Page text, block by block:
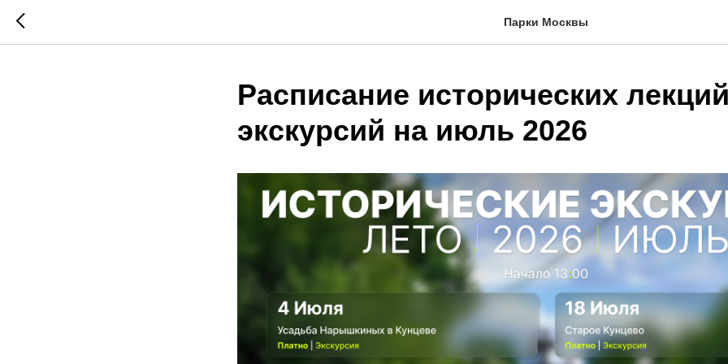
Парки Москвы
Расписание исторических
экскурсий на июль 2026